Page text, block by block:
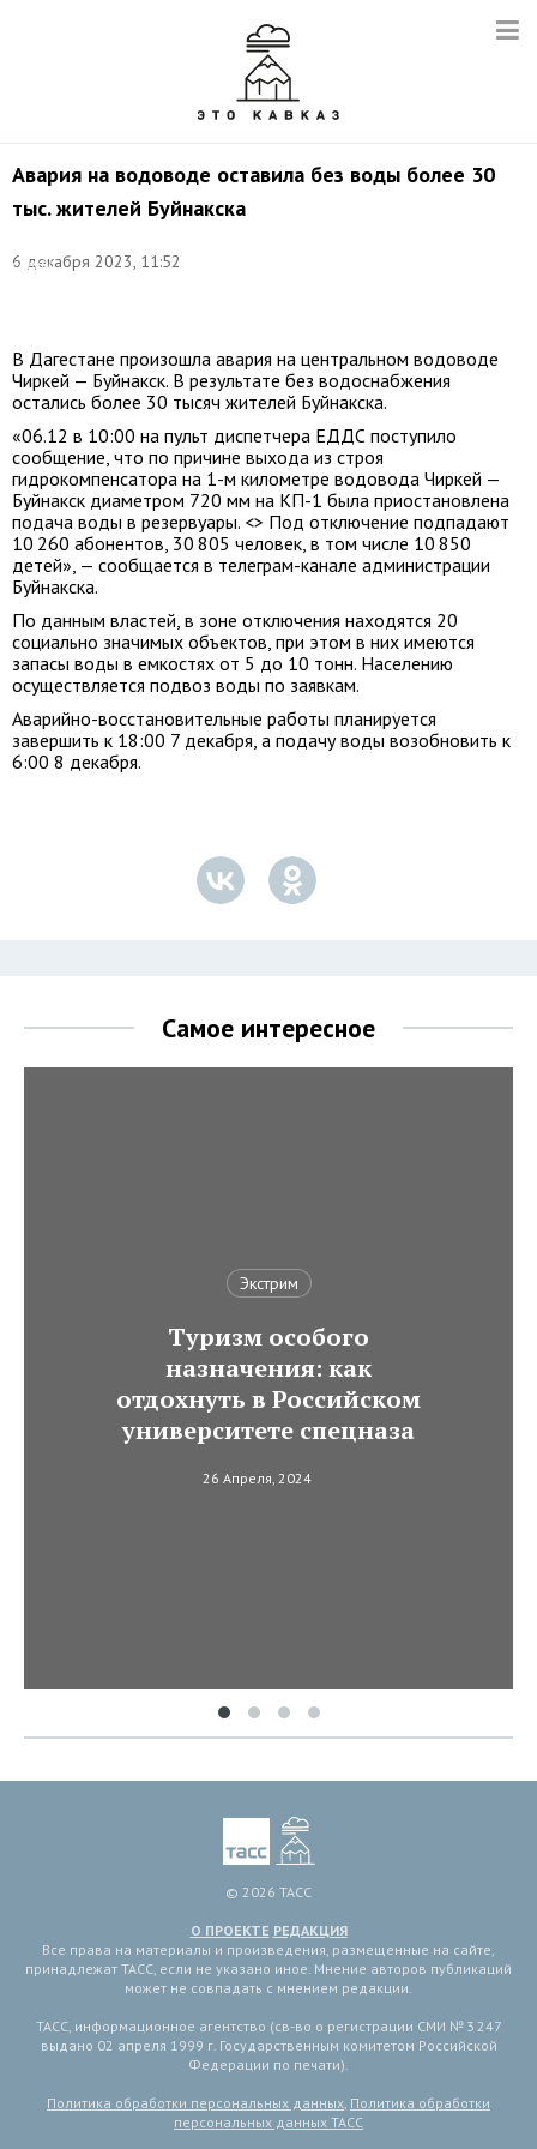
Авария на водоводе оставила без воды более 30
тыс. жителей Буйнакска
6 декабря 2023, 11:52
служба
В Дагестане произошла авария на центральном водоводе
Чиркей — Буйнакск. В результате без водоснабжения
остались более 30 тысяч жителей Буйнакска.
«06.12 в 10:00 на пульт диспетчера ЕДДС поступило
сообщение, что по причине выхода из строя
гидрокомпенсатора на 1-м километре водовода Чиркей —
Буйнакск диаметром 720 мм на КП-1 была приостановлена
подача воды в резервуары. <> Под отключение подпадают
10 260 абонентов, 30 805 человек, в том числе 10 850
детей», — сообщается в телеграм-канале администрации
Буйнакска.
По данным властей, в зоне отключения находятся 20
социально значимых объектов, при этом в них имеются
запасы воды в емкостях от 5 до 10 тонн. Населению
осуществляется подвоз воды по заявкам.
Аварийно-восстановительные работы планируется
завершить к 18:00 7 декабря, а подачу воды возобновить к
6:00 8 декабря.
Самое интересное
Экстрим
Туризм особого
назначения: как
отдохнуть в Российском
университете спецназа
26 Апреля, 2024
© 2026 ТАСС
О ПРОЕКТЕ РЕДАКЦИЯ
Все права на материалы и произведения, размещенные на сайте,
принадлежат ТАСС, если не указано иное. Мнение авторов публикаций
может не совпадать с мнением редакции.
ТАСС, информационное агентство (св-во о регистрации СМИ № 3 247
выдано 02 апреля 1999 г. Государственным комитетом Российской
Федерации по печати).
Политика обработки персональных данных, Политика обработки
персональных данных ТАСС